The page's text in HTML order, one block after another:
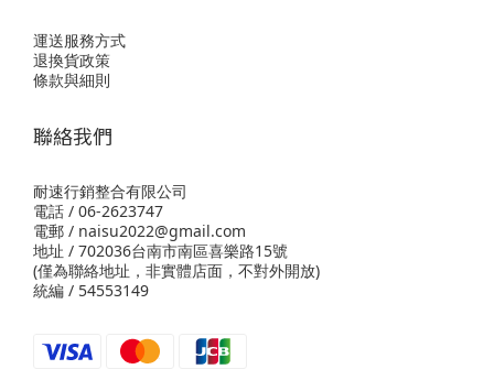
運送服務方式
退換貨政策
條款與細則
聯絡我們
耐速行銷整合有限公司
電話 / 06-2623747
電郵 / naisu2022@gmail.com
地址 / 702036台南市南區喜樂路15號
(僅為聯絡地址，非實體店面，不對外開放)
統編 / 54553149